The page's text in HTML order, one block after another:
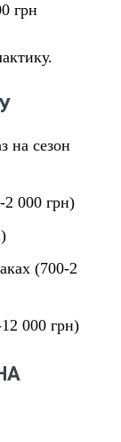
грн
на сезон
2 000 грн)
(700-2
000 грн)